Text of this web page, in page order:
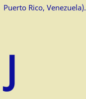
Puerto Rico, Venezuela).